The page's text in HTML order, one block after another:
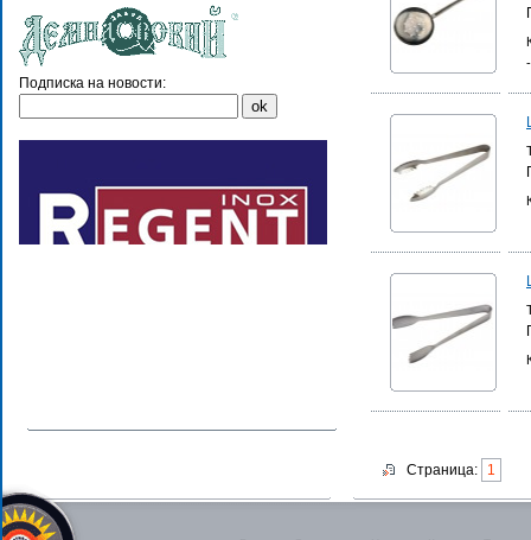
Подписка на новости:
Страница: 1